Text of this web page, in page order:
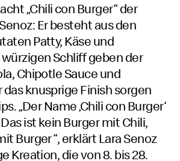
„Chili con Burger“ der
Er besteht aus den
Patty, Käse und
Schliff geben der
Chipotle Sauce und
knusprige Finish sorgen
„Der Name ‚Chili con Burger‘
ist kein Burger mit Chili,
Burger “, erklärt Lara Senoz
Kreation, die von 8. bis 28.